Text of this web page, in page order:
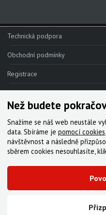
Force AXS E1
Force eTap AXS Iridescent
Force eTap AXS
Rival eTap AXS
Apex eTap AXS
Technická podpora
Obchodní podmínky
Registrace
Reklamace
Kde nakoupit
Kontakt
Servis
Ke stažení
© 2000-2026 Všechna práva
Než budete
Snažíme se náš web neustále
data. Sbíráme je pomocí cookies
návštěvnost a následně
sběrem cookies nesouhlasíte,